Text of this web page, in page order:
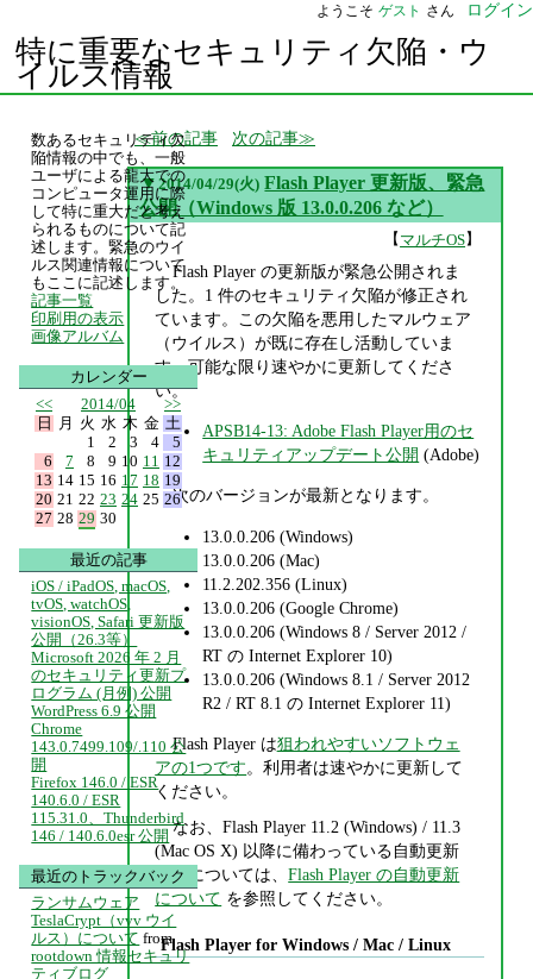
ようこそ ゲスト さん ログイン
特に重要なセキュリティ欠陥・ウ
イルス情報
前の記事 次の記事
▼ 2014/04/29(火) Flash Player 更新版、緊急
公開（Windows 版 13.0.0.206 など）
【マルチOS】
Flash Player の更新版が緊急公開されま
した。1 件のセキュリティ欠陥が修正され
ています。この欠陥を悪用したマルウェア
（ウイルス）が既に存在し活動していま
す。可能な限り速やかに更新してくださ
い。
APSB14-13: Adobe Flash Player用のセ
キュリティアップデート公開 (Adobe)
次のバージョンが最新となります。
13.0.0.206 (Windows)
13.0.0.206 (Mac)
11.2.202.356 (Linux)
13.0.0.206 (Google Chrome)
13.0.0.206 (Windows 8 / Server 2012 /
RT の Internet Explorer 10)
13.0.0.206 (Windows 8.1 / Server 2012
R2 / RT 8.1 の Internet Explorer 11)
Flash Player は狙われやすいソフトウェ
アの1つです。利用者は速やかに更新して
ください。
なお、Flash Player 11.2 (Windows) / 11.3
(Mac OS X) 以降に備わっている自動更新
機能については、Flash Player の自動更新
について を参照してください。
Flash Player for Windows / Mac / Linux
数あるセキュリティ欠
陥情報の中でも、一般
ユーザによる龍大での
コンピュータ運用に際
して特に重大だと考え
られるものについて記
述します。緊急のウイ
ルス関連情報について
もここに記述します。
記事一覧
印刷用の表示
画像アルバム
カレンダー
<<
2014/04
>>
日
月 火 水 木 金 土
1
2 3 4
5
6
7 8 9 10 11 12
13 14 15 16 17 18 19
20 21 22 23 24 25 26
27 28 29 30
最近の記事
iOS / iPadOS, macOS,
tvOS, watchOS,
visionOS, Safari 更新版
公開（26.3等）
Microsoft 2026 年 2 月
のセキュリティ更新プ
ログラム (月例) 公開
WordPress 6.9 公開
Chrome
143.0.7499.109/.110 公
開
Firefox 146.0 / ESR
140.6.0 / ESR
115.31.0、Thunderbird
146 / 140.6.0esr 公開
最近のトラックバック
ランサムウェア
TeslaCrypt（vvv ウイ
ルス）について from
rootdown 情報セキュリ
ティブログ